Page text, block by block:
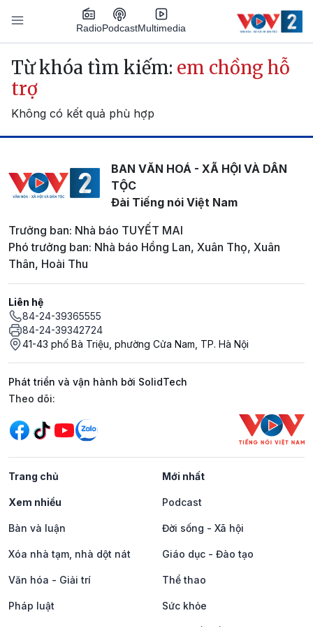
Nhảy đến nội dung
RadioPodcastMultimedia
Main navigation
Từ khóa tìm kiếm: em chồng hỗ
trợ
Không có kết quả phù hợp
BAN VĂN HOÁ - XÃ HỘI VÀ DÂN
TỘC
Đài Tiếng nói Việt Nam
Trưởng ban: Nhà báo TUYẾT MAI
Phó trưởng ban: Nhà báo Hồng Lan, Xuân Thọ, Xuân
Thân, Hoài Thu
Liên hệ
84-24-39365555
84-24-39342724
41-43 phố Bà Triệu, phường Cửa Nam, TP. Hà Nội
Phát triển và vận hành bởi SolidTech
Mạng xã hội
Theo dõi:
Trang chủ Mới nhất
Xem nhiều Podcast
Bàn và luận Đời sống - Xã hội
Xóa nhà tạm, nhà dột nát Giáo dục - Đào tạo
Văn hóa - Giải trí Thể thao
Pháp luật Sức khỏe